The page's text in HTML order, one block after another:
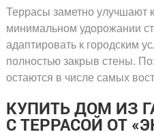
Террасы заметно улучшают
минимальном удорожании
адаптировать к городским
полностью закрыв стены.
остаются в числе самых
КУПИТЬ ДОМ ИЗ
С ТЕРРАСОЙ ОТ